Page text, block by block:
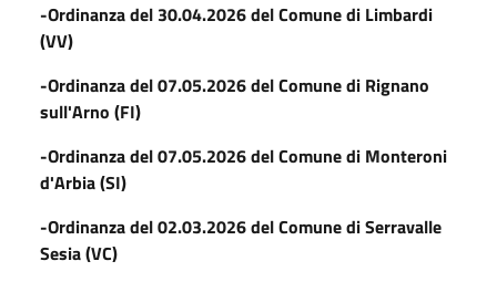
-Ordinanza del 30.04.2026 del Comune di Limbardi
(VV)
-Ordinanza del 07.05.2026 del Comune di Rignano
sull'Arno (FI)
-Ordinanza del 07.05.2026 del Comune di Monteroni
d'Arbia (SI)
-Ordinanza del 02.03.2026 del Comune di Serravalle
Sesia (VC)